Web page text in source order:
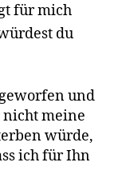
für mich
du
und
nicht meine
würde,
ich für Ihn